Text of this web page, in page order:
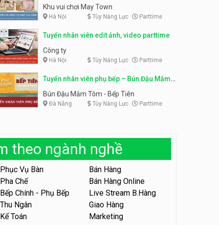
bàn parttime
Tuyển nhân viên tư vấn bán
Shop mỹ phẩm
Tuyển nhân viên bán hàng,
KIBO KIDS
Tuyển nhân viên edit ảnh,
Tuyển nhân viên tiếp thực,
phục vụ bàn
Nhà hàng Phủi Quán
Tuyển nhân viên phục vụ ca
tối – quán kem dừa
Quán kem dừa
parttime linh động
Khu vui chơi May Town
Hà Nội Tùy Năng Lực Parttime
Tuyển nhân viên edit ảnh, video parttime
Công ty
Hà Nội Tùy Năng Lực Parttime
Tuyển nhân viên phụ bếp – Bún Đậu Mắm
Tôm – Bếp Tiên
Bún Đậu Mắm Tôm - Bếp Tiên
Đà Nẵng Tùy Năng Lực Parttime
theo ngành nghề
Phục Vụ Bàn
Bán Hàng
Pha Chế
Bán Hàng Online
Bếp Chính - Phụ Bếp
Live Stream B.Hàng
Thu Ngân
Giao Hàng
Kế Toán
Marketing